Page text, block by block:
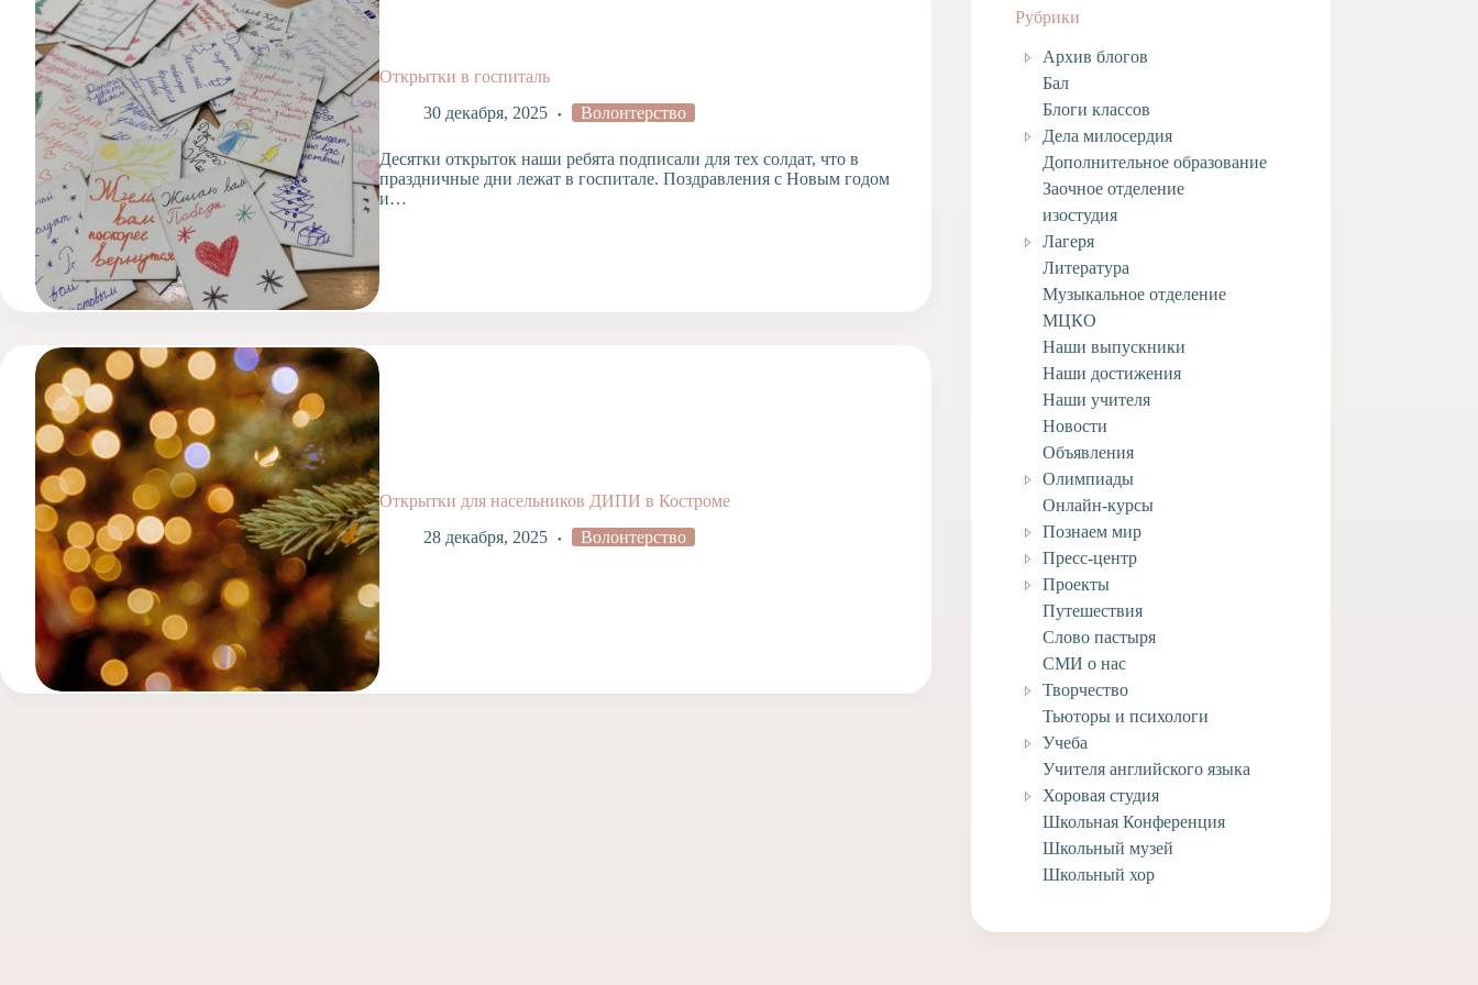
Допобразование
Проекты
Творчество
Художественная
студия
Музыкальное
отделение
Психологическая
Служба
Тьюторская
служба
Открытки в госпиталь
30 декабря, 2025
Волонтерство
Десятки открыток наши ребята подписали для тех солдат, что в
праздничные дни лежат в госпитале. Поздравления с Новым годом
и…
Открытки для насельников ДИПИ в Костроме
28 декабря, 2025
Волонтерство
Рубрики
Архив блогов
Бал
Блоги классов
Дела милосердия
Дополнительное образование
Заочное отделение
изостудия
Лагеря
Литература
Музыкальное отделение
МЦКО
Наши выпускники
Наши достижения
Наши учителя
Новости
Объявления
Олимпиады
Онлайн-курсы
Познаем мир
Пресс-центр
Проекты
Путешествия
Слово пастыря
СМИ о нас
Творчество
Тьюторы и психологи
Учеба
Учителя английского языка
Хоровая студия
Школьная Конференция
Школьный музей
Школьный хор